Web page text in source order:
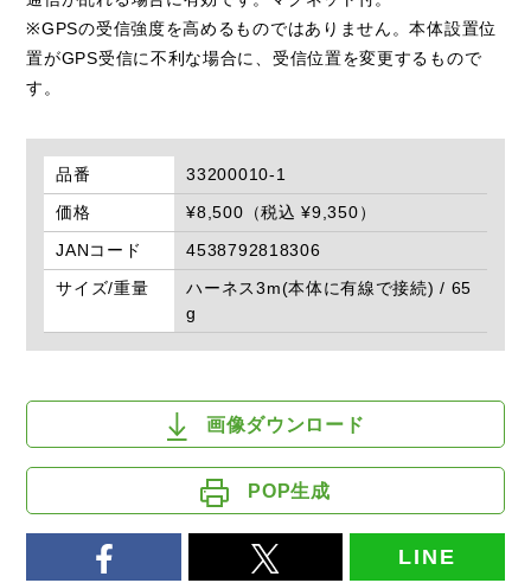
※GPSの受信強度を高めるものではありません。本体設置位
置がGPS受信に不利な場合に、受信位置を変更するもので
す。
品番
33200010-1
価格
¥8,500（税込 ¥9,350）
JANコード
4538792818306
サイズ/重量
ハーネス3m(本体に有線で接続) / 65
g
画像ダウンロード
POP生成
LINE